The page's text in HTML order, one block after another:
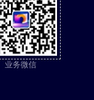
业务微信